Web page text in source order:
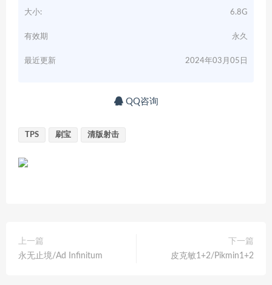
大小: 6.8G
有效期 永久
最近更新 2024年03月05日
QQ咨询
TPS 刷宝 清版射击
上一篇
永无止境/Ad Infinitum
下一篇
皮克敏1+2/Pikmin1+2